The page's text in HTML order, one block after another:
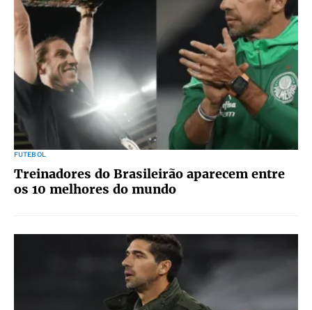
FUTEBOL
Treinadores do Brasileirão aparecem entre
os 10 melhores do mundo